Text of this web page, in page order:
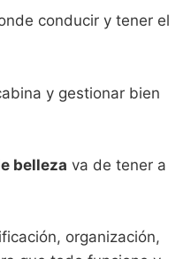
conducir y tener el
y gestionar bien
belleza va de tener a
organización,